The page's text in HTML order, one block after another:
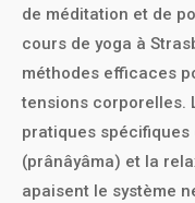
de méditation et de
cours de yoga à
méthodes efficaces
tensions corporelles.
pratiques
(prânâyâma) et la
apaisent le système